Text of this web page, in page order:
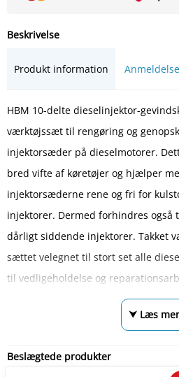
Beskrivelse
Produkt information
HBM 10-delte dieselinjektor-
værktøjssæt til rengøring og
injektorsæder på dieselmotorer.
bred vifte af køretøjer og hjælper
injektorsæderne rene og fri for
injektorer. Dermed forhindres også
dårligt siddende injektorer. Takket
sættet velegnet til stort set alle
til vedligeholdelse og
⮟ Læs
Beslægtede produkter